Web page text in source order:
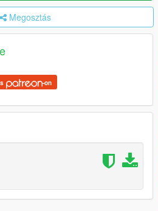
Megosztás
-on